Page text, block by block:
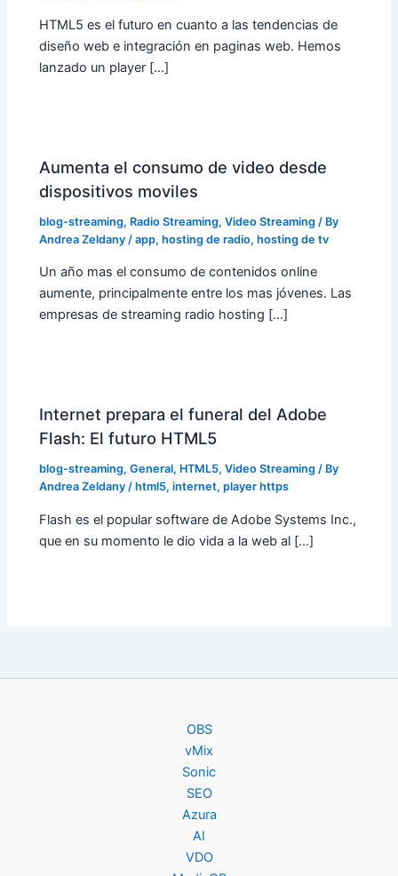
HTML5 es el futuro en cuanto a las tendencias de
diseño web e integración en paginas web. Hemos
lanzado un player […]
Aumenta el consumo de video desde
dispositivos moviles
blog-streaming, Radio Streaming,Video Streaming / By
Andrea Zeldany /app,hosting de radio,hosting de tv
Un año mas el consumo de contenidos online
aumente, principalmente entre los mas jóvenes. Las
empresas de streaming radio hosting […]
Internet prepara el funeral del Adobe
Flash: El futuro HTML5
blog-streaming,General, HTML5,Video Streaming / By
Andrea Zeldany/html5,internet,player https
Flash es el popular software de Adobe Systems Inc.,
que en su momento le dio vida a la web al […]
OBS
vMix
Sonic
SEO
Azura
AI
VDO